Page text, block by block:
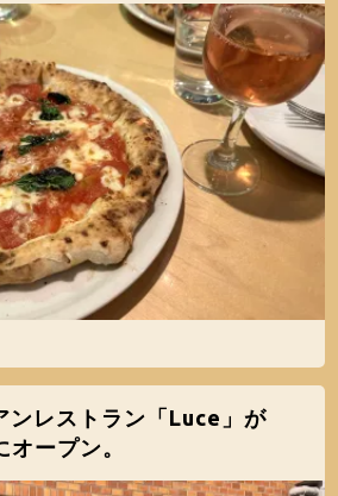
ンレストラン「Luce」が
ープン。